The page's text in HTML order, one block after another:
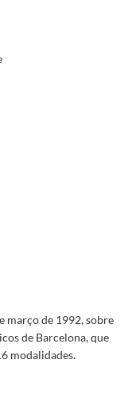
março de 1992, sobre
de Barcelona, que
modalidades.